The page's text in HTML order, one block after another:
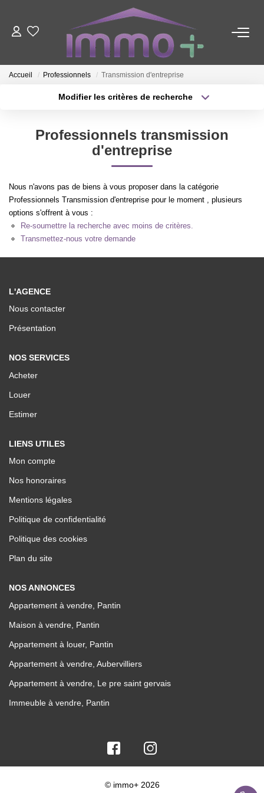
ACHETER
LOUER
FAIRE GÉRER
ESTIMER
NOTRE AGENCE
Nous Contacter
Accueil Professionnels Transmission d'entreprise
Modifier les critères de recherche
Type de bien
Surface min
Créer une alerte
Professionnels transmission
d'entreprise
Nous n'avons pas de biens à vous proposer dans la catégorie
Professionnels Transmission d'entreprise pour le moment , plusieurs
options s'offrent à vous :
Re-soumettre la recherche avec moins de critères.
Transmettez-nous votre demande
L'AGENCE
Nous contacter
Présentation
NOS SERVICES
Acheter
Louer
Estimer
LIENS UTILES
Mon compte
Nos honoraires
Mentions légales
Politique de confidentialité
Politique des cookies
Plan du site
NOS ANNONCES
Appartement à vendre, Pantin
Maison à vendre, Pantin
Appartement à louer, Pantin
Appartement à vendre, Aubervilliers
Appartement à vendre, Le pre saint gervais
Immeuble à vendre, Pantin
© immo+ 2026